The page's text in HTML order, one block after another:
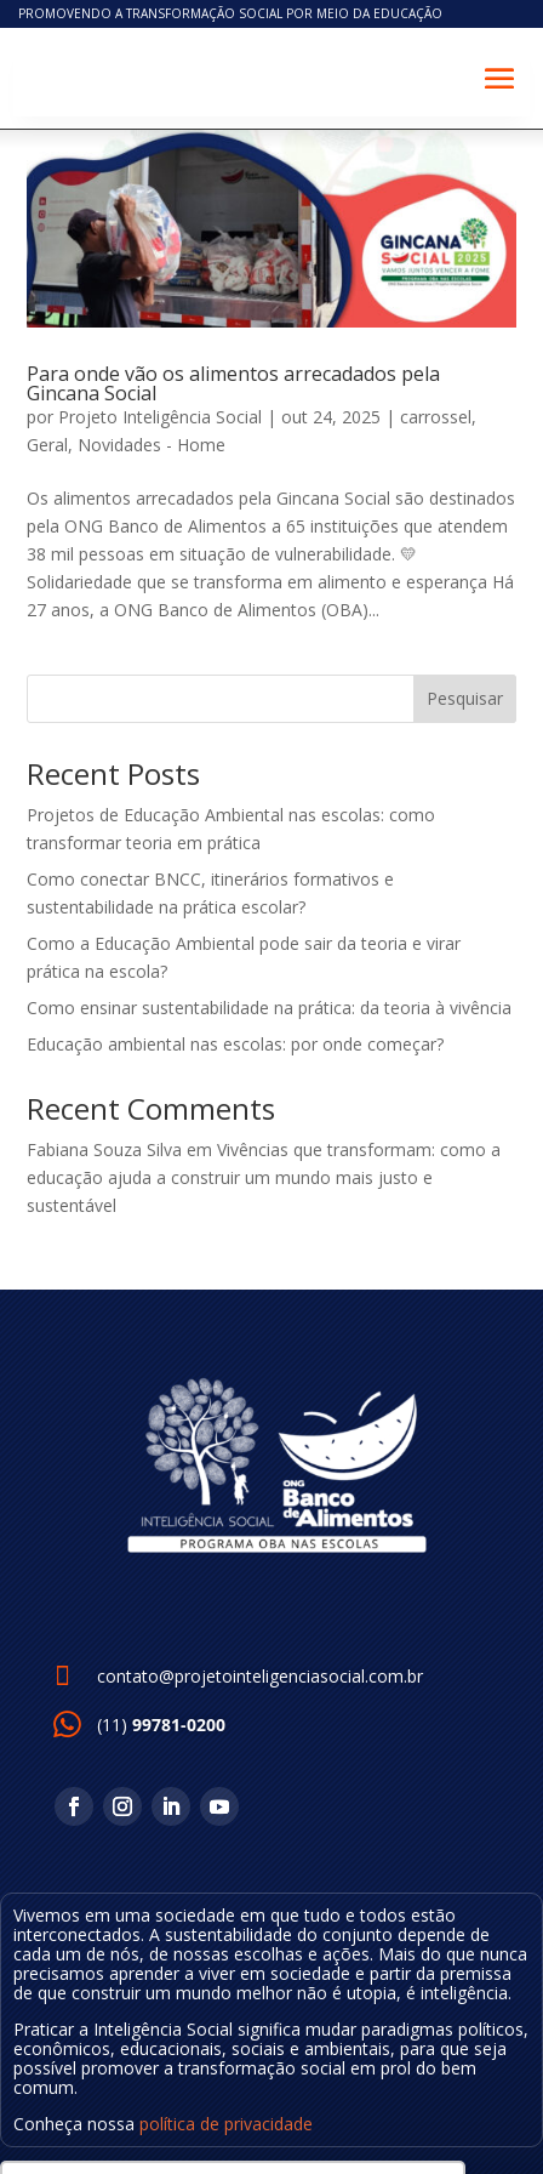
PROMOVENDO A TRANSFORMAÇÃO SOCIAL POR MEIO DA EDUCAÇÃO
Para onde vão os alimentos arrecadados pela
Gincana Social
por Projeto Inteligência Social | out 24, 2025 | carrossel,
Geral, Novidades - Home
Os alimentos arrecadados pela Gincana Social são destinados
pela ONG Banco de Alimentos a 65 instituições que atendem
38 mil pessoas em situação de vulnerabilidade. 💛
Solidariedade que se transforma em alimento e esperança Há
27 anos, a ONG Banco de Alimentos (OBA)...
Pesquisar
Recent Posts
Projetos de Educação Ambiental nas escolas: como
transformar teoria em prática
Como conectar BNCC, itinerários formativos e
sustentabilidade na prática escolar?
Como a Educação Ambiental pode sair da teoria e virar
prática na escola?
Como ensinar sustentabilidade na prática: da teoria à vivência
Educação ambiental nas escolas: por onde começar?
Recent Comments
Fabiana Souza Silva emVivências que transformam: como a
educação ajuda a construir um mundo mais justo e
sustentável
 contato@projetointeligenciasocial.com.br
(11) 99781-0200
Vivemos em uma sociedade em que tudo e todos estão
interconectados. A sustentabilidade do conjunto depende de
cada um de nós, de nossas escolhas e ações. Mais do que nunca
precisamos aprender a viver em sociedade e partir da premissa
de que construir um mundo melhor não é utopia, é inteligência.
Praticar a Inteligência Social significa mudarparadigmas políticos,
econômicos, educacionais, sociais e ambientais, para que seja
possível promover a transformação social em prol do bem
comum.
Conheça nossa política de privacidade